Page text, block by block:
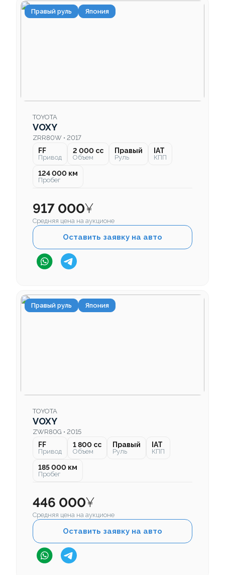
Правый руль Япония
TOYOTA
VOXY
ZRR80W • 2017
FF
Привод
2 000 cc
Объем
Правый
Руль
IAT
КПП
124 000 км
Пробег
917 000¥
Средняя цена на аукционе
Оставить заявку на авто
Правый руль Япония
TOYOTA
VOXY
ZWR80G • 2015
FF
Привод
1 800 cc
Объем
Правый
Руль
IAT
КПП
185 000 км
Пробег
446 000¥
Средняя цена на аукционе
Оставить заявку на авто